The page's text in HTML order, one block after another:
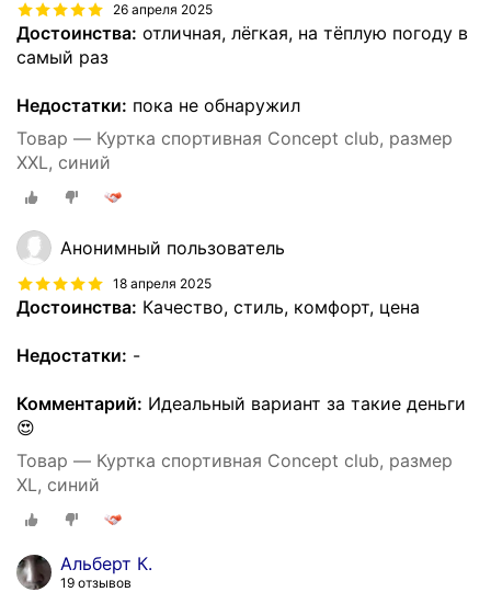
26 апреля 2025
Достоинства: отличная, лёгкая, на тёплую погоду в
самый раз
Недостатки: пока не обнаружил
Товар — Куртка спортивная Concept club, размер
XXL, синий
Анонимный пользователь
18 апреля 2025
Достоинства: Качество, стиль, комфорт, цена
Недостатки: -
Комментарий: Идеальный вариант за такие деньги
😍
Товар — Куртка спортивная Concept club, размер
XL, синий
Альберт К.
19 отзывов